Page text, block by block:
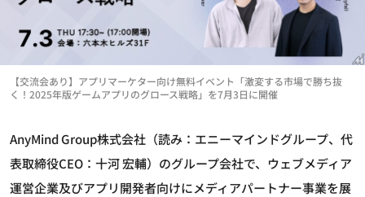
【交流会あり】アプリマーケター向け無料イベント「激変する市場で勝ち抜
く！2025年版ゲームアプリのグロース戦略」を7月3日に開催
AnyMind Group株式会社（読み：エニーマインドグループ、代
表取締役CEO：十河 宏輔）のグループ会社で、ウェブメディア
運営企業及びアプリ開発者向けにメディアパートナー事業を展